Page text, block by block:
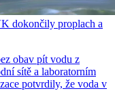
dokončily proplach a
obav pít vodu z
sítě a laboratorním
potvrdily, že voda v